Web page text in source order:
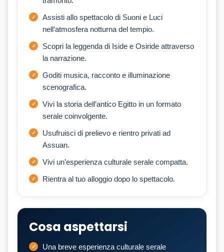
Assisti allo spettacolo di Suoni e Luci
nell’atmosfera notturna del tempio.
Scopri la leggenda di Iside e Osiride attraverso
la narrazione.
Goditi musica, racconto e illuminazione
scenografica.
Vivi la storia dell’antico Egitto in un formato
serale coinvolgente.
Usufruisci di prelievo e rientro privati ad
Assuan.
Vivi un’esperienza culturale serale compatta.
Rientra al tuo alloggio dopo lo spettacolo.
Cosa aspettarsi
Una breve esperienza culturale serale